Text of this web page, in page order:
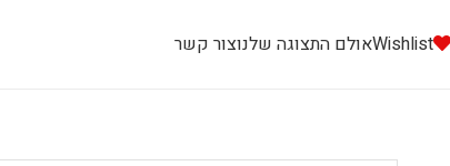
Wishlistאולם התצוגה שלנוצור קשר